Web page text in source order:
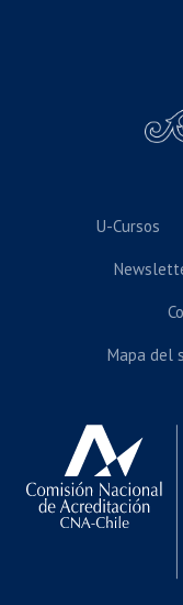
U-Cursos
Mapa del